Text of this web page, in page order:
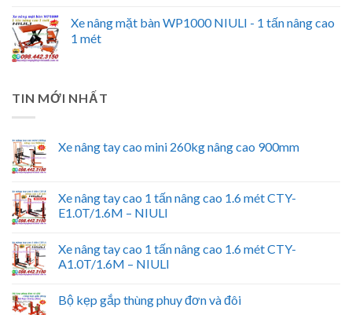
Xe nâng mặt bàn WP1000 NIULI - 1 tấn nâng cao
1 mét
TIN MỚI NHẤT
Xe nâng tay cao mini 260kg nâng cao 900mm
Xe nâng tay cao 1 tấn nâng cao 1.6 mét CTY-
E1.0T/1.6M – NIULI
Xe nâng tay cao 1 tấn nâng cao 1.6 mét CTY-
A1.0T/1.6M – NIULI
Bộ kẹp gắp thùng phuy đơn và đôi